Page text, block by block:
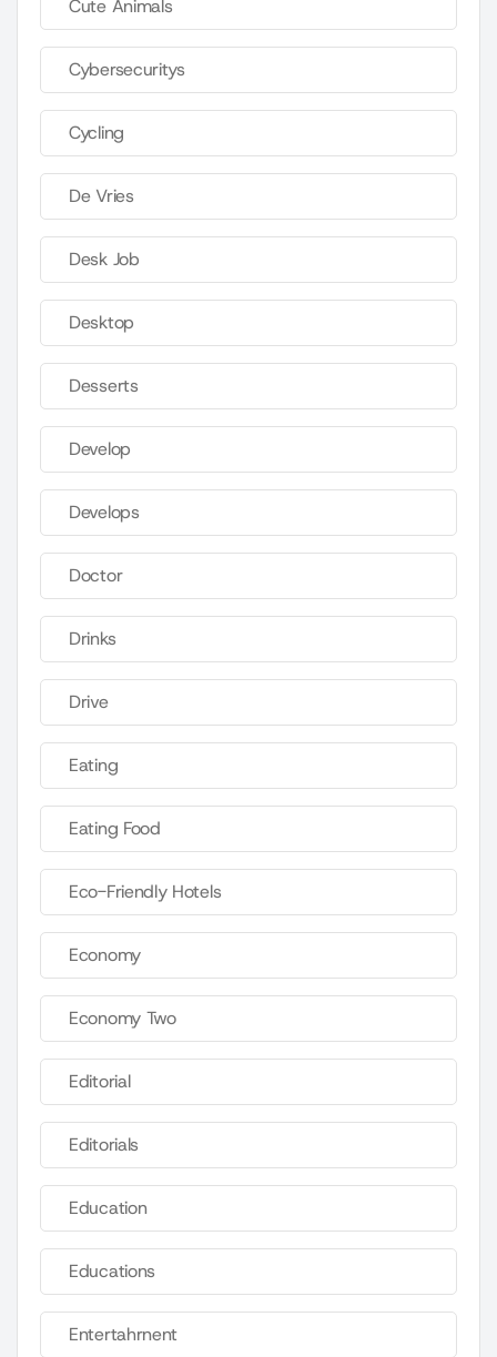
Cute Animals
Cybersecuritys
Cycling
De Vries
Desk Job
Desktop
Desserts
Develop
Develops
Doctor
Drinks
Drive
Eating
Eating Food
Eco-Friendly Hotels
Economy
Economy Two
Editorial
Editorials
Education
Educations
Entertahrnent